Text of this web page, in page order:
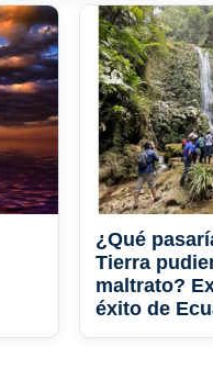
¿Qué
Tierra
maltrato?
éxito de